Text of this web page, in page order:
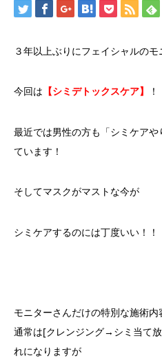
３年以上ぶりにフェイシャルのモ
今回は 【シミデトックスケア】 ！
最近では男性の方も「シミケア
ています！
そしてマスクがマストな今が
シミケアするのには丁度いい！！
モニターさんだけの特別な施術内
通常は[クレンジング→シミ当て
れになりますが